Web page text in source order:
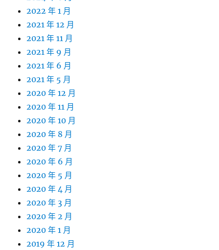
2022 年 1 月
2021 年 12 月
2021 年 11 月
2021 年 9 月
2021 年 6 月
2021 年 5 月
2020 年 12 月
2020 年 11 月
2020 年 10 月
2020 年 8 月
2020 年 7 月
2020 年 6 月
2020 年 5 月
2020 年 4 月
2020 年 3 月
2020 年 2 月
2020 年 1 月
2019 年 12 月